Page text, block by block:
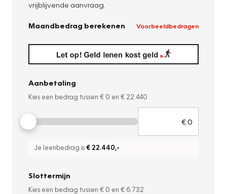
vrijblijvende aanvraag.
Maandbedrag berekenen Voorbeeldbedragen
Aanbetaling
Kies een bedrag tussen € 0 en € 22.440
Je leenbedrag is€ 22.440,-
Slottermijn
Kies een bedrag tussen € 0 en € 6.732